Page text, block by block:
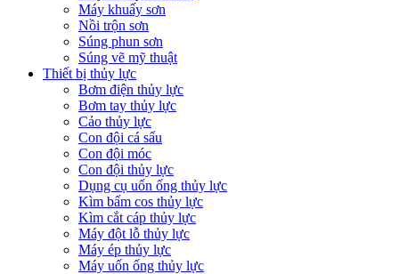
Máy khuấy sơn
Nồi trộn sơn
Súng phun sơn
Súng vẽ mỹ thuật
Thiết bị thủy lực
Bơm điện thủy lực
Bơm tay thủy lực
Cảo thủy lực
Con đội cá sấu
Con đội móc
Con đội thủy lực
Dụng cụ uốn ống thủy lực
Kìm bấm cos thủy lực
Kìm cắt cáp thủy lực
Máy đột lỗ thủy lực
Máy ép thủy lực
Máy uốn ống thủy lực